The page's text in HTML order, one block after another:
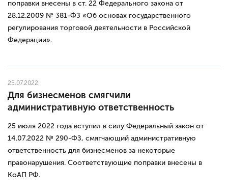
поправки внесены в ст. 22 Федерального закона от
28.12.2009 № 381-ФЗ «Об основах государственного
регулирования торговой деятельности в Российской
Федерации».
25.07.2022
Для бизнесменов смягчили
административную ответственность
25 июля 2022 года вступил в силу Федеральный закон от
14.07.2022 № 290-ФЗ, смягчающий административную
ответственность для бизнесменов за некоторые
правонарушения. Соответствующие поправки внесены в
КоАП РФ.